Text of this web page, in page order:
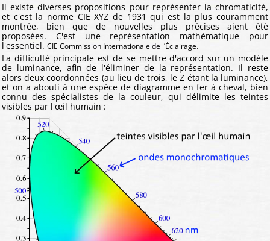
Il existe diverses propositions pour représenter la chromaticité,
et c'est la norme CIE XYZ de 1931 qui est la plus couramment
montrée, bien que de nouvelles plus précises aient été
proposées. C'est une représentation mathématique pour
l'essentiel. CIE Commission Internationale de l’Éclairage.
La difficulté principale est de se mettre d'accord sur un modèle
de luminance, afin de l'éliminer de la représentation. Il reste
alors deux coordonnées (au lieu de trois, le Z étant la luminance),
et on a abouti à une espèce de diagramme en fer à cheval, bien
connu des spécialistes de la couleur, qui délimite les teintes
visibles par l'œil humain :